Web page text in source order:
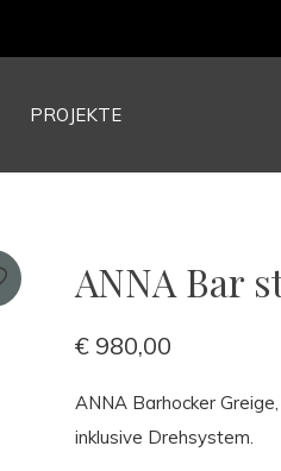
PROJEKTE
ANNA Bar
€ 980,00
ANNA Barhocker
inklusive Drehsystem.